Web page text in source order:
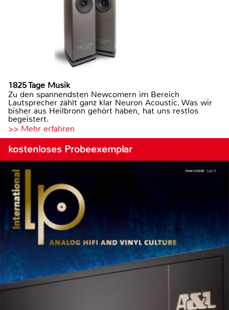
1825 Tage Musik
Zu den spannendsten Newcomern im Bereich
Lautsprecher zählt ganz klar Neuron Acoustic. Was wir
bisher aus Heilbronn gehört haben, hat uns restlos
begeistert.
>> Mehr erfahren
kostenloses Probeexemplar